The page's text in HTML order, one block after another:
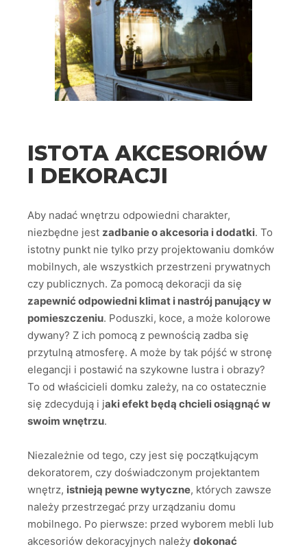
ISTOTA AKCESORIÓW
I DEKORACJI
Aby nadać wnętrzu odpowiedni charakter,
niezbędne jest zadbanie o akcesoria i dodatki. To
istotny punkt nie tylko przy projektowaniu domków
mobilnych, ale wszystkich przestrzeni prywatnych
czy publicznych. Za pomocą dekoracji da się
zapewnić odpowiedni klimat i nastrój panujący w
pomieszczeniu. Poduszki, koce, a może kolorowe
dywany? Z ich pomocą z pewnością zadba się
przytulną atmosferę. A może by tak pójść w stronę
elegancji i postawić na szykowne lustra i obrazy?
To od właścicieli domku zależy, na co ostatecznie
się zdecydują i jaki efekt będą chcieli osiągnąć w
swoim wnętrzu.
Niezależnie od tego, czy jest się początkującym
dekoratorem, czy doświadczonym projektantem
wnętrz, istnieją pewne wytyczne, których zawsze
należy przestrzegać przy urządzaniu domu
mobilnego. Po pierwsze: przed wyborem mebli lub
akcesoriów dekoracyjnych należy dokonać